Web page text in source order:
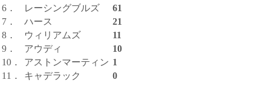
6．
レーシングブルズ
61
7．
ハース
21
8．
ウィリアムズ
11
9．
アウディ
10
10．
アストンマーティン 1
11．
キャデラック 0